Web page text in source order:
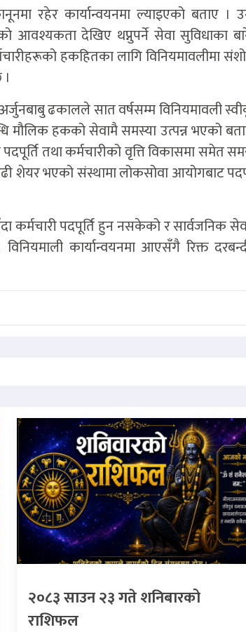
रहेर कार्यान्वयनमा ल्याइएको बताए ।
आवश्यकता देखिए थप्नुपर्ने सेवा सुविधाका
हकहितका लागि विनियमावलीमा
ढकालले सात वर्षसम्म विनियमावली
मौलिक हकको सेवामै समस्या उत्पन्न भएको
तथा कर्मचारीको वृत्ति विकासमा समेत
शेयर भएको संस्थामा लोकसोवा आयोगबाट
कर्मचारी पदपूर्ति हुन नसकेको र सार्वजनिक
कार्यान्वयनमा आएसँगै रिक्त
२०८३ साउन २३ गते शनिबारको
राशिफल